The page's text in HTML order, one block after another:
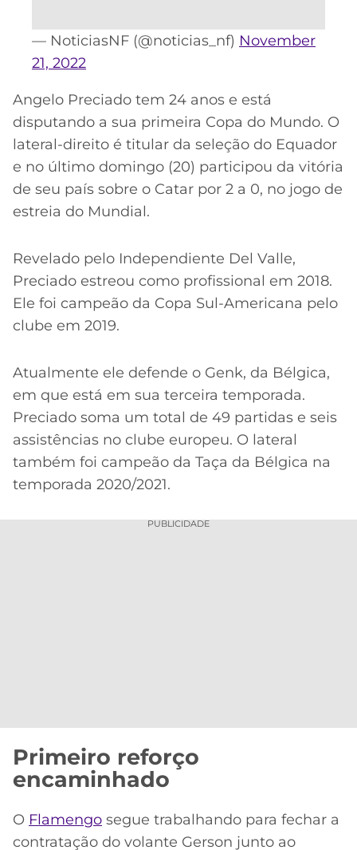
— NoticiasNF (@noticias_nf) November
21, 2022
Angelo Preciado tem 24 anos e está
disputando a sua primeira Copa do Mundo. O
lateral-direito é titular da seleção do Equador
e no último domingo (20) participou da vitória
de seu país sobre o Catar por 2 a 0, no jogo de
estreia do Mundial.
Revelado pelo Independiente Del Valle,
Preciado estreou como profissional em 2018.
Ele foi campeão da Copa Sul-Americana pelo
clube em 2019.
Atualmente ele defende o Genk, da Bélgica,
em que está em sua terceira temporada.
Preciado soma um total de 49 partidas e seis
assistências no clube europeu. O lateral
também foi campeão da Taça da Bélgica na
temporada 2020/2021.
PUBLICIDADE
Primeiro reforço
encaminhado
O Flamengo segue trabalhando para fechar a
contratação do volante Gerson junto ao